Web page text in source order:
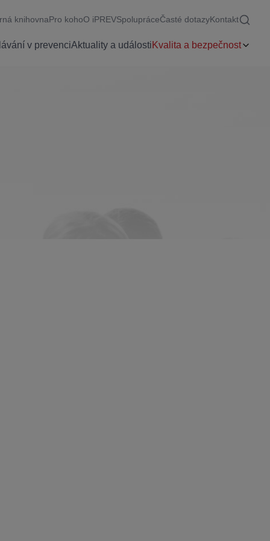
knihovnaPro kohoO iPREVSpolupráceČasté dotazyKontakt
v prevenciAktuality a události Kvalita a bezpečnost